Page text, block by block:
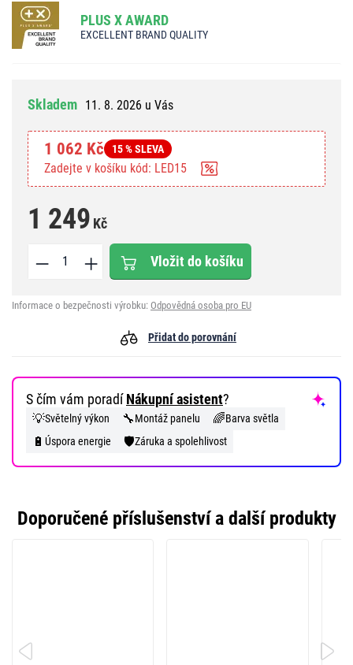
PLUS X AWARD
EXCELLENT BRAND QUALITY
Skladem 11. 8. 2026 u Vás
1 062 Kč 15 % SLEVA
Zadejte v košíku kód: LED15
1 249 Kč
Vložit do košíku
Informace o bezpečnosti výrobku: Odpovědná osoba pro EU
Přidat do porovnání
S čím vám poradíNákupní asistent?
💡Světelný výkon 🔧Montáž panelu 🌈Barva světla
🔋 Úspora energie 🛡️Záruka a spolehlivost
Doporučené příslušenství a další produkty